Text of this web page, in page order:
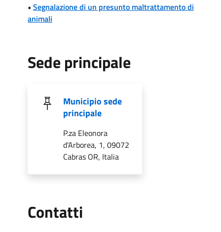
• Segnalazione di un presunto maltrattamento di
animali
Sede principale
Municipio sede
principale
P.za Eleonora
d'Arborea, 1, 09072
Cabras OR, Italia
Contatti